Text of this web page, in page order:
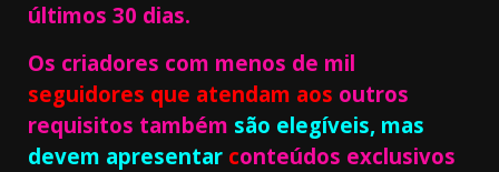
últimos 30 dias.
Os criadores com menos de mil
seguidores que atendam aos outros
requisitos também são elegíveis, mas
devem apresentar conteúdos exclusivos